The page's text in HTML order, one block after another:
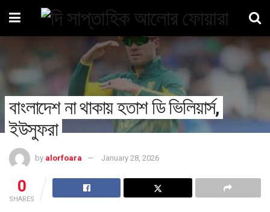
বাংলাদেশ না থাকায় হতাশ ডি ভিলিয়ার্স,
ইউসুফরা
by alorfoara January 28, 2026
0
SHARES